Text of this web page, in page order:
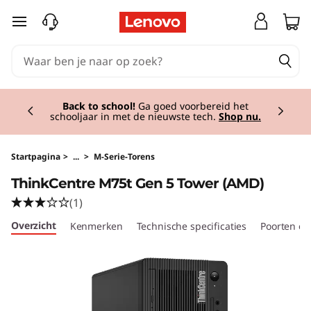
T
k
C
e
n
Ga naar de hoofdinhoud
Back to school! Ga goed voorbereid het
schooljaar in met de nieuwste tech. Shop nu.
Startpagina > ... > M-Serie-Torens
ThinkCentre M75t Gen 5 Tower (AMD)
(1)
Overzicht Kenmerken Technische specificaties Poorten